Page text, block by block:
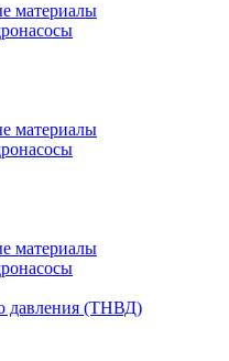
материалы
материалы
материалы
давления (ТНВД)